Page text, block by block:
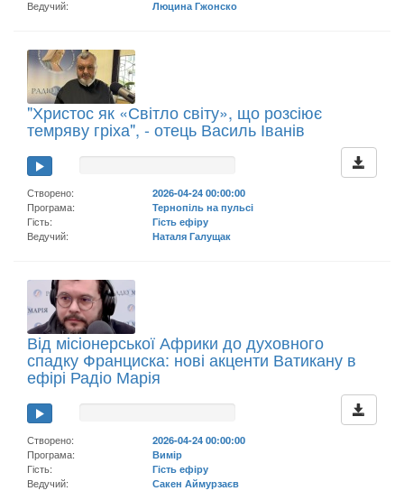
Ведучий: Люцина Гжонско
"Христос як «Світло світу», що розсіює
темряву гріха", - отець Василь Іванів
Створено:
2026-04-24 00:00:00
Програма:
Тернопіль на пульсі
Гість:
Гість ефіру
Ведучий:
Наталя Галущак
Від місіонерської Африки до духовного
спадку Франциска: нові акценти Ватикану в
ефірі Радіо Марія
Створено:
2026-04-24 00:00:00
Програма:
Вимір
Гість:
Гість ефіру
Ведучий:
Сакен Аймурзаєв